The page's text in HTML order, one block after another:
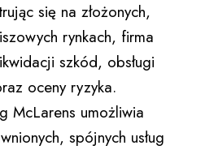
się na złożonych,
rynkach, firma
szkód, obsługi
oceny ryzyka.
McLarens umożliwia
spójnych usług